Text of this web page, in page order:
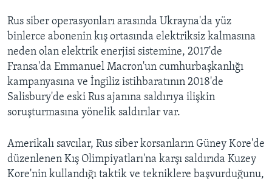
Rus siber operasyonları arasında Ukrayna'da yüz
binlerce abonenin kış ortasında elektriksiz kalmasına
neden olan elektrik enerjisi sistemine, 2017'de
Fransa'da Emmanuel Macron'un cumhurbaşkanlığı
kampanyasına ve İngiliz istihbaratının 2018'de
Salisbury'de eski Rus ajanına saldırıya ilişkin
soruşturmasına yönelik saldırılar var.
Amerikalı savcılar, Rus siber korsanların Güney Kore'de
düzenlenen Kış Olimpiyatları'na karşı saldırıda Kuzey
Kore'nin kullandığı taktik ve tekniklere başvurduğunu,